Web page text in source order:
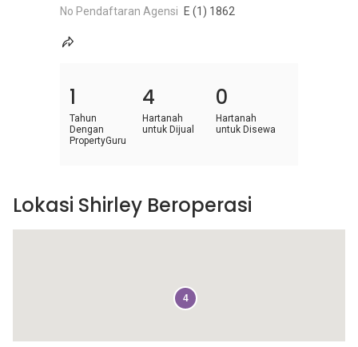
No Pendaftaran Agensi E (1) 1862
1
Tahun
Dengan
PropertyGuru
4
Hartanah
untuk Dijual
0
Hartanah
untuk Disewa
4
Lokasi Shirley Beroperasi